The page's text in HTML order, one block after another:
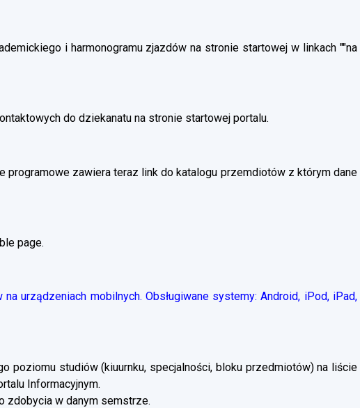
i harmonogramu zjazdów na stronie startowej w linkach ""na
do dziekanatu na stronie startowej portalu.
programowe zawiera teraz link do katalogu przemdiotów z którym dane
page.
urządzeniach mobilnych. Obsługiwane systemy: Android, iPod, iPad,
poziomu studiów (kiuurnku, specjalności, bloku przedmiotów) na liście
Informacyjnym.
zdobycia w danym semstrze.